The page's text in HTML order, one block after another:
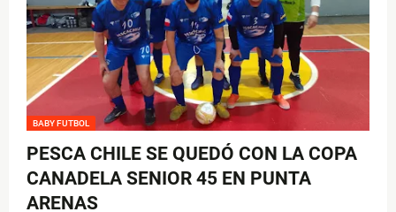
BABY FUTBOL
PESCA CHILE SE QUEDÓ CON LA COPA
CANADELA SENIOR 45 EN PUNTA
ARENAS